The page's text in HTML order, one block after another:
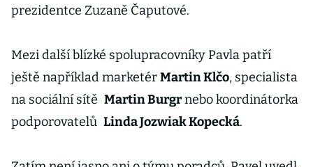
prezidentce Zuzaně Čaputové.
Mezi další blízké spolupracovníky Pavla patří
ještě například marketérMartin Klčo, specialista
na sociální sítě Martin Burgrnebo koordinátorka
podporovatelů Linda Jozwiak Kopecká.